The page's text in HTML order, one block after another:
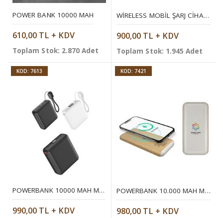
POWER BANK 10000 MAH
610,00 TL + KDV
Toplam Stok: 2.870 Adet
WIRELESS MOBIL ŞARJ CIHAZI 10.000 MAH
900,00 TL + KDV
Toplam Stok: 1.945 Adet
KOD: 7613
POWERBANK 10000 MAH MOBIL ŞARJ CIHAZI
990,00 TL + KDV
KOD: 7421
POWERBANK 10.000 MAH MOBIL ŞARJ CIHAZI
980,00 TL + KDV